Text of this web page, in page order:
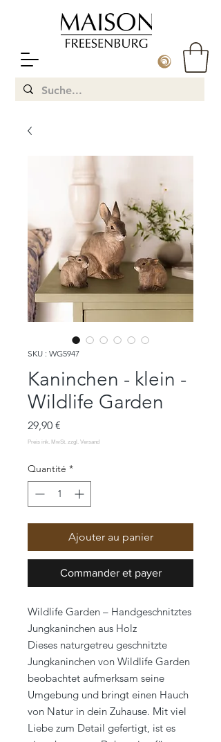
SKU : WG5947
Kaninchen - klein -
Wildlife Garden
29,90 €
Quantité *
Ajouter au panier
Commander et payer
Wildlife Garden – Handgeschnitztes
Jungkaninchen aus Holz
Dieses naturgetreu geschnitzte
Jungkaninchen von Wildlife Garden
beobachtet aufmerksam seine
Umgebung und bringt einen Hauch
von Natur in dein Zuhause. Mit viel
Liebe zum Detail gefertigt, ist es